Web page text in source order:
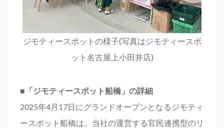
ジモティースポットの様子(写真はジモティースポ
ット名古屋上小田井店)
■「ジモティースポット船橋」の詳細
2025年4月17日にグランドオープンとなるジモティ
ースポット船橋は、当社の運営する官民連携型のリ